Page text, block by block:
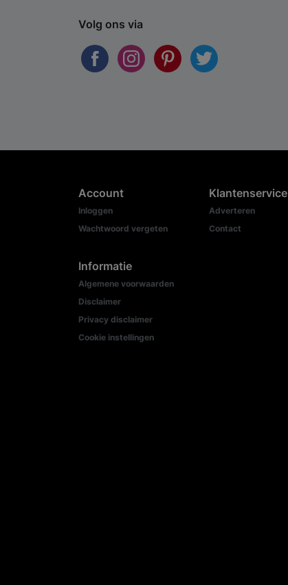
Volg ons via
Account
Inloggen
Wachtwoord vergeten
Informatie
Algemene voorwaarden
Disclaimer
Privacy disclaimer
Cookie instellingen
Klantenservice
Adverteren
Contact